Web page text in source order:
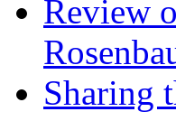
Review
Sharing